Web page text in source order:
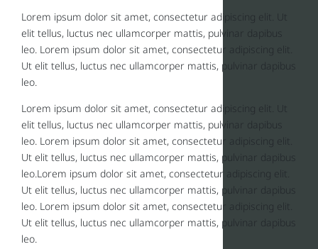
Lorem ipsum dolor sit amet, consectetur adipiscing elit. Ut
elit tellus, luctus nec ullamcorper mattis, pulvinar dapibus
leo. Lorem ipsum dolor sit amet, consectetur adipiscing elit.
Ut elit tellus, luctus nec ullamcorper mattis, pulvinar dapibus
leo.
Lorem ipsum dolor sit amet, consectetur adipiscing elit. Ut
elit tellus, luctus nec ullamcorper mattis, pulvinar dapibus
leo. Lorem ipsum dolor sit amet, consectetur adipiscing elit.
Ut elit tellus, luctus nec ullamcorper mattis, pulvinar dapibus
leo.Lorem ipsum dolor sit amet, consectetur adipiscing elit.
Ut elit tellus, luctus nec ullamcorper mattis, pulvinar dapibus
leo. Lorem ipsum dolor sit amet, consectetur adipiscing elit.
Ut elit tellus, luctus nec ullamcorper mattis, pulvinar dapibus
leo.